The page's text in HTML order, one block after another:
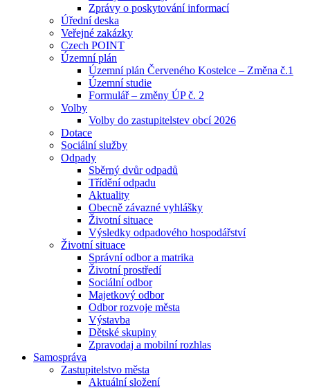
Zprávy o poskytování informací
Úřední deska
Veřejné zakázky
Czech POINT
Územní plán
Územní plán Červeného Kostelce – Změna č.1
Územní studie
Formulář – změny ÚP č. 2
Volby
Volby do zastupitelstev obcí 2026
Dotace
Sociální služby
Odpady
Sběrný dvůr odpadů
Třídění odpadu
Aktuality
Obecně závazné vyhlášky
Životní situace
Výsledky odpadového hospodářství
Životní situace
Správní odbor a matrika
Životní prostředí
Sociální odbor
Majetkový odbor
Odbor rozvoje města
Výstavba
Dětské skupiny
Zpravodaj a mobilní rozhlas
Samospráva
Zastupitelstvo města
Aktuální složení